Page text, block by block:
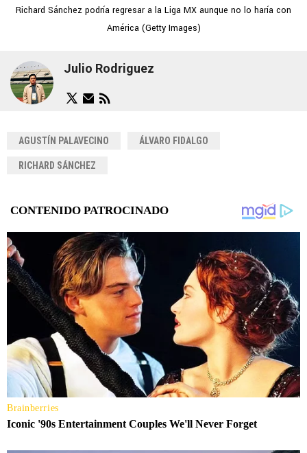
Richard Sánchez podría regresar a la Liga MX aunque no lo haría con
América (Getty Images)
Julio Rodriguez
AGUSTÍN PALAVECINO ÁLVARO FIDALGO
RICHARD SÁNCHEZ